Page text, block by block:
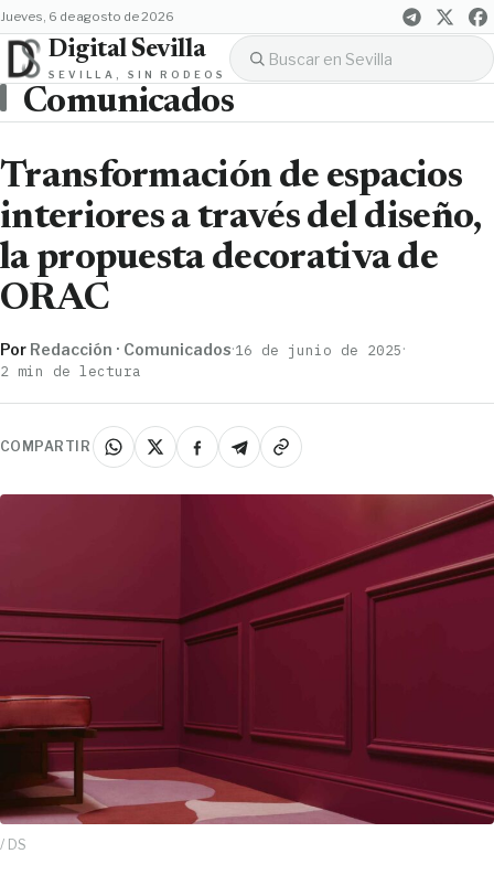
jueves, 6 de agosto de 2026
Digital Sevilla
SEVILLA, SIN RODEOS
Comunicados
Transformación de espacios
interiores a través del diseño,
la propuesta decorativa de
ORAC
Por Redacción · Comunicados·16 de junio de 2025·
2 min de lectura
COMPARTIR
/ DS